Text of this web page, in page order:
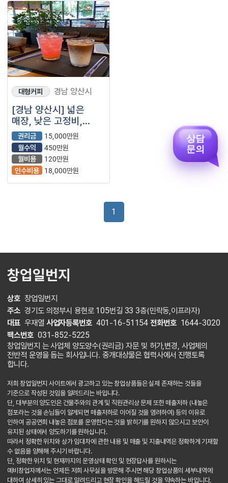
대형커피 경남 양산시
[경남 양산시] 넓은
매장, 낮은 고정비,
이디야커피
권리금
15,000만원
월수익
450만원
월비용
120만원
인수비용
18,000만원
1
창업일번지
상호 창업일번지
주소 경기도 의정부시 용현로 105번길 33 3층(민락동,이프라자)
대표 우재열 사업자등록번호 401-16-51154 전화번호 1644-3020
팩스번호 031-852-5225
창업일번지 는 사업체 양도양수(권리금) 자문 및 허가,변경, 사업체의
전반적 운영을 돕는 회사입니다. 중개대상물은 협력사에서 진행토록
합니다.
저희 창업일번지 사이트에서 광고하고 있는 창업상품들은 실제 존재하는 것들을
기준으로 작성된 것임을 알려드리는 바입니다.
단, 대부분의 양도인은 건물주와의 관계 및 직원관리상 문제 또한 매출저하 (내놓은
점포라는 것을 손님들이 알게되면 매출저하로 이어질 것을 염려하여) 등의 이유로
인하여 공공연희 내놓은 점포를 운영한다는 것을 밝히기를 원하지 않으시고 보안이
유지된 상태에서 양도하기를 원하십니다.
따라서 정확한 위치와 상가 임대차에 관한 내용 및 매출 및 지출내역은 정확하게 기재할
수 없음을 양해해 주시기 바랍니다.
단, 정확한 위치 및 현재까지의 운영상태 확인 및 현장답사를 원하시는
예비창업자께서는 언제든 저희 사무실을 방문해 주시면 해당 창업상품의 세부내역에
대하여 상세히 있는 그대로 알려드리고 현장 확인을 해드릴 것을 약속하는 바입니다.
상담
문의